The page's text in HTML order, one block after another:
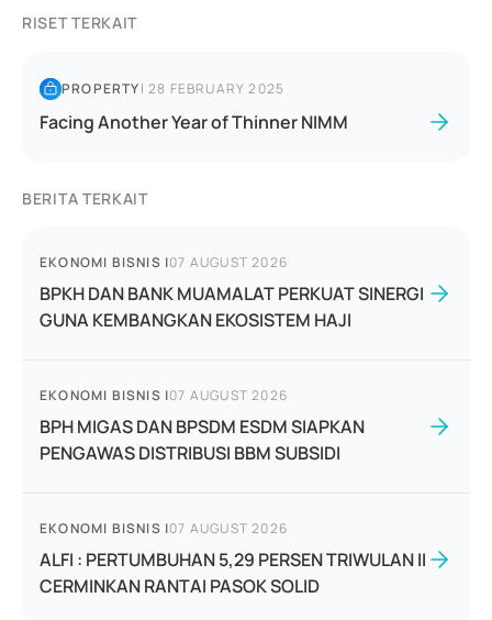
RISET TERKAIT
PROPERTY|28 FEBRUARY 2025
Facing Another Year of Thinner NIMM
BERITA TERKAIT
EKONOMI BISNIS |07 AUGUST 2026
BPKH DAN BANK MUAMALAT PERKUAT SINERGI
GUNA KEMBANGKAN EKOSISTEM HAJI
EKONOMI BISNIS |07 AUGUST 2026
BPH MIGAS DAN BPSDM ESDM SIAPKAN
PENGAWAS DISTRIBUSI BBM SUBSIDI
EKONOMI BISNIS |07 AUGUST 2026
ALFI : PERTUMBUHAN 5,29 PERSEN TRIWULAN II
CERMINKAN RANTAI PASOK SOLID